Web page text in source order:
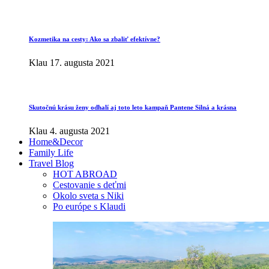
Kozmetika na cesty: Ako sa zbaliť efektívne?
Klau 17. augusta 2021
Skutočnú krásu ženy odhalí aj toto leto kampaň Pantene Silná a krásna
Klau 4. augusta 2021
Home&Decor
Family Life
Travel Blog
HOT ABROAD
Cestovanie s deťmi
Okolo sveta s Niki
Po európe s Klaudi